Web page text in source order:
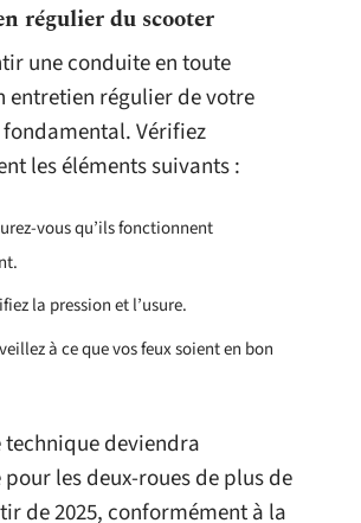
régulier du scooter
une conduite en toute
entretien régulier de votre
Vérifiez
les éléments suivants :
vous qu’ils fonctionnent
la pression et l’usure.
à ce que vos feux soient en bon
technique deviendra
les deux-roues de plus de
de 2025, conformément à la